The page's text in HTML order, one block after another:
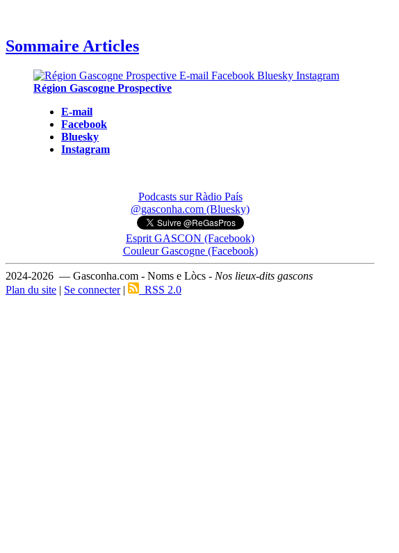
Sommaire Articles
Région Gascogne Prospective
E-mail
Facebook
Bluesky
Instagram
Podcasts sur Ràdio País
@gasconha.com (Bluesky)
Esprit GASCON (Facebook)
Couleur Gascogne (Facebook)
2024-2026 — Gasconha.com - Noms e Lòcs - Nos lieux-dits gascons
Plan du site | Se connecter| RSS 2.0